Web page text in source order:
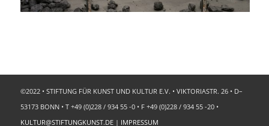
©2022 • STIFTUNG FÜR KUNST UND KULTUR E.V. • VIKTORIASTR. 26 • D–
53173 BONN • T +49 (0)228 / 934 55 -0 • F +49 (0)228 / 934 55 -20 •
KULTUR@STIFTUNGKUNST.DE| IMPRESSUM